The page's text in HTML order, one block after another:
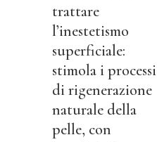
trattare
l’inestetismo
superficiale:
stimola i processi
di rigenerazione
naturale della
pelle, con